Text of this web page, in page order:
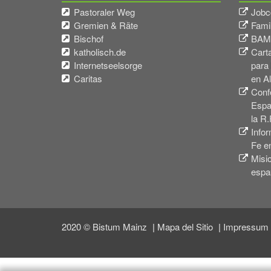
Pastoraler Weg
Gremien & Räte
Bischof
katholisch.de
Internetseelsorge
Caritas
en
la
Fe
2020 © Bistum Mainz Mapa del Sitio Impressum